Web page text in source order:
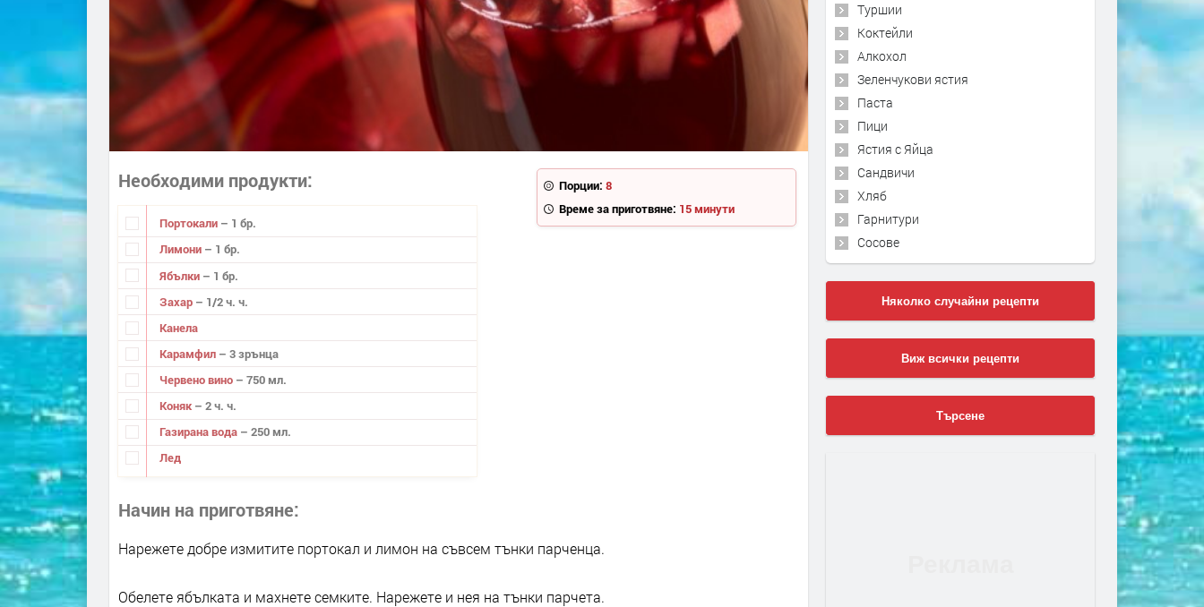
Порции: 8
Време за приготвяне: 15 минути
Необходими продукти
Портокали – 1 бр.
Лимони – 1 бр.
Ябълки – 1 бр.
Захар – 1/2 ч. ч.
Канела
Карамфил – 3 зрънца
Червено вино – 750 мл.
Коняк – 2 ч. ч.
Газирана вода – 250 мл.
Лед
Начин на приготвяне
Нарежете добре измитите портокал и лимон на съвсем тънки парченца.
Обелете ябълката и махнете семките. Нарежете и нея на тънки парчета.
Туршии
Коктейли
Алкохол
Зеленчукови ястия
Паста
Пици
Ястия с Яйца
Сандвичи
Хляб
Гарнитури
Сосове
Няколко случайни рецепти
Виж всички рецепти
Търсене